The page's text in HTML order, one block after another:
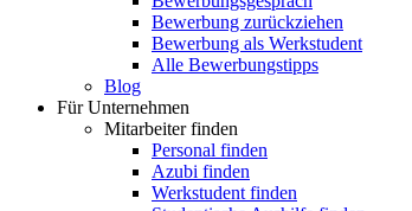
Bewerbung zurückziehen
Bewerbung als Werkstudent
Alle Bewerbungstipps
Blog
Für Unternehmen
Mitarbeiter finden
Personal finden
Azubi finden
Werkstudent finden